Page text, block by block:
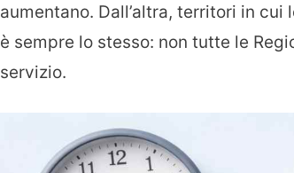
aumentano. Dall’altra, territori in
è sempre lo stesso: non tutte le
servizio.